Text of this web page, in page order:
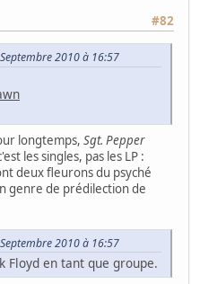
#82
2010 à 16:57
longtemps, Sgt. Pepper
les singles, pas les LP :
deux fleurons du psyché
genre de prédilection de
2010 à 16:57
Floyd en tant que groupe.